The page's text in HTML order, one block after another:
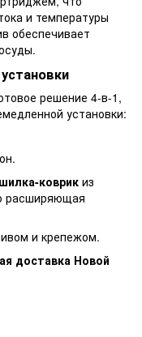
и температуры
обеспечивает
решение 4-в-1,
установки:
коврик из
расширяющая
и крепежом.
доставка Новой